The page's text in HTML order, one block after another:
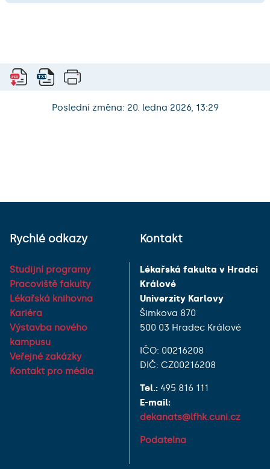
Poslední změna: 20. ledna 2026, 13:29
Rychlé odkazy
Studijní programy
Pracoviště fakulty
Lékařská knihovna
Kariéra
Výstavba nového
kampusu
Veřejné zakázky
Kontakt pro média
Kontakt
Lékařská fakulta v Hradci
Králové
Univerzity Karlovy
Šimkova 870
500 03 Hradec Králové
IČO: 00216208
DIČ: CZ00216208
Tel.: 495 816 111
E-mail:
dekanats@lfhk.cuni.cz
Podatelna